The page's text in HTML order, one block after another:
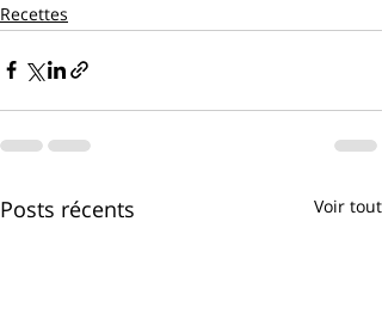
Recettes
Posts récents Voir tout